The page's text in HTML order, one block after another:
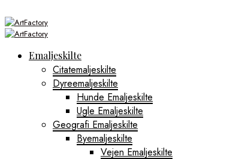
Emaljeskilte
Citatemaljeskilte
Dyreemaljeskilte
Hunde Emaljeskilte
Ugle Emaljeskilte
Geografi Emaljeskilte
Byemaljeskilte
Vejen Emaljeskilte